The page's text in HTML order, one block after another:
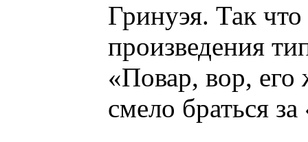
Гринуэя. Так
произведения
«Повар, вор,
смело браться